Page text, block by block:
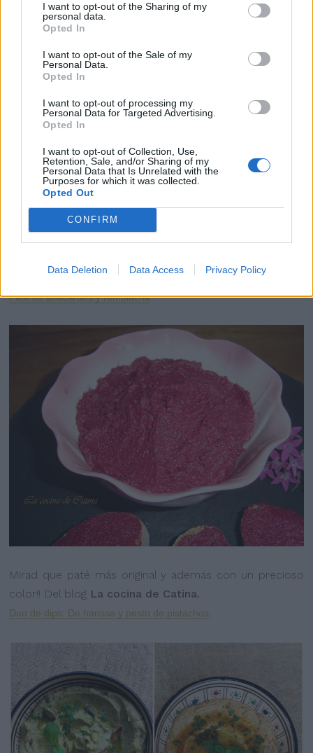
I want to opt-out of the Sharing of my
personal data.
Opted In
I want to opt-out of the Sale of my
Personal Data.
Opted In
I want to opt-out of processing my
Personal Data for Targeted Advertising.
Opted In
I want to opt-out of Collection, Use,
Retention, Sale, and/or Sharing of my
Personal Data that Is Unrelated with the
Purposes for which it was collected.
Opted Out
CONFIRM
Data Deletion Data Access Privacy Policy
mucho más rico. Del blog
Paté de anacardos y remolacha
Mirad que paté más original y además con un precioso
color!! Del blog La cocina de Catina.
Duo de dips: De harissa y pesto de pistachos